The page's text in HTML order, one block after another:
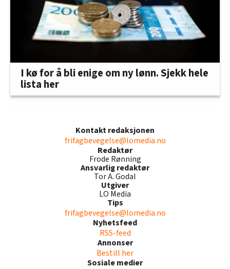
I kø for å bli enige om ny lønn. Sjekk hele
lista her
Kontakt redaksjonen
frifagbevegelse@lomedia.no
Redaktør
Frode Rønning
Ansvarlig redaktør
Tor A. Godal
Utgiver
LO Media
Tips
frifagbevegelse@lomedia.no
Nyhetsfeed
RSS-feed
Annonser
Bestill her
Sosiale medier